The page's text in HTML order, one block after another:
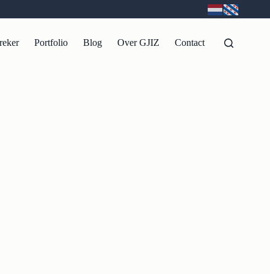
Portfolio Blog Over GJIZ Contact